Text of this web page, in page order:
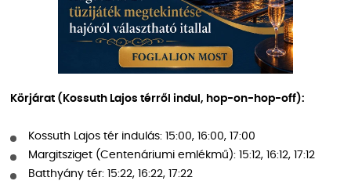
Körjárat (Kossuth Lajos térről indul, hop-on-hop-off):
Kossuth Lajos tér indulás: 15:00, 16:00, 17:00
Margitsziget (Centenáriumi emlékmű): 15:12, 16:12, 17:12
Batthyány tér: 15:22, 16:22, 17:22